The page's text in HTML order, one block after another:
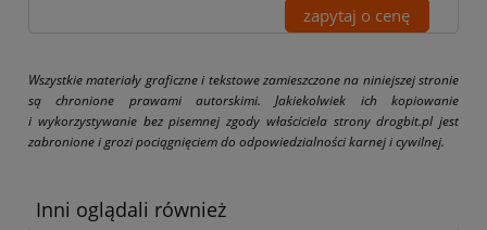
zapytaj o cenę
Wszystkie materiały graficzne i tekstowe zamieszczone na niniejszej stronie
są chronione prawami autorskimi. Jakiekolwiek ich kopiowanie
i wykorzystywanie bez pisemnej zgody właściciela strony drogbit.pl jest
zabronione i grozi pociągnięciem do odpowiedzialności karnej i cywilnej.
Inni oglądali również